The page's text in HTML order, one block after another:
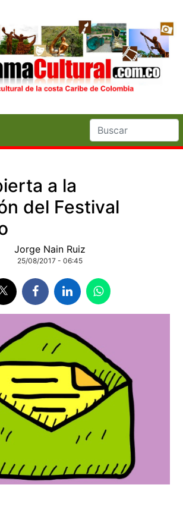
a la
del Festival
Jorge Nain Ruiz
25/08/2017 - 06:45